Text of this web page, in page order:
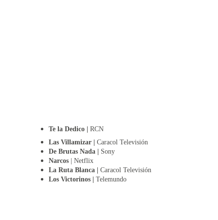
Te la Dedico | RCN
Las Villamizar | Caracol Televisión
De Brutas Nada | Sony
Narcos
| Netflix
La Ruta Blanca | Caracol Televisión
Los Victorinos | Telemundo